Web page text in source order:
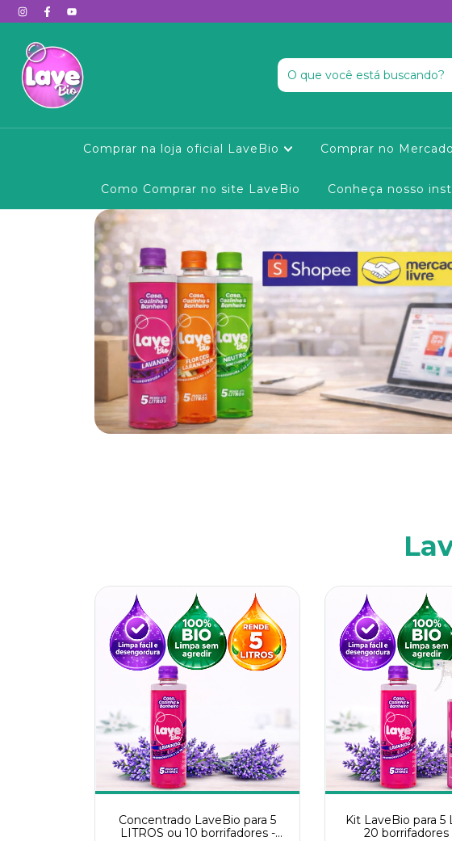
Comprar na loja oficial LaveBio Comprar no
Como Comprar no site LaveBio Conheça nosso
Concentrado LaveBio para 5
LITROS ou 10 borrifadores -
Kit LaveBio para 5
20 borrifadores